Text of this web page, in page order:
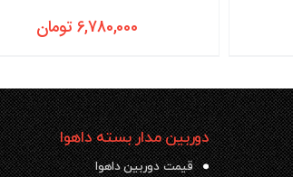
6,780,000تومان
دوربین مدار بسته داهوا
قیمت دوربین داهوا